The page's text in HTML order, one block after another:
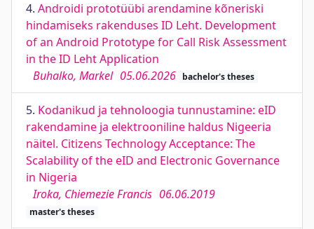
4. Androidi prototüübi arendamine kõneriski
hindamiseks rakenduses ID Leht. Development
of an Android Prototype for Call Risk Assessment
in the ID Leht Application
Buhalko, Markel 05.06.2026 bachelor's theses
5. Kodanikud ja tehnoloogia tunnustamine: eID
rakendamine ja elektrooniline haldus Nigeeria
näitel. Citizens Technology Acceptance: The
Scalability of the eID and Electronic Governance
in Nigeria
Iroka, Chiemezie Francis 06.06.2019
master's theses